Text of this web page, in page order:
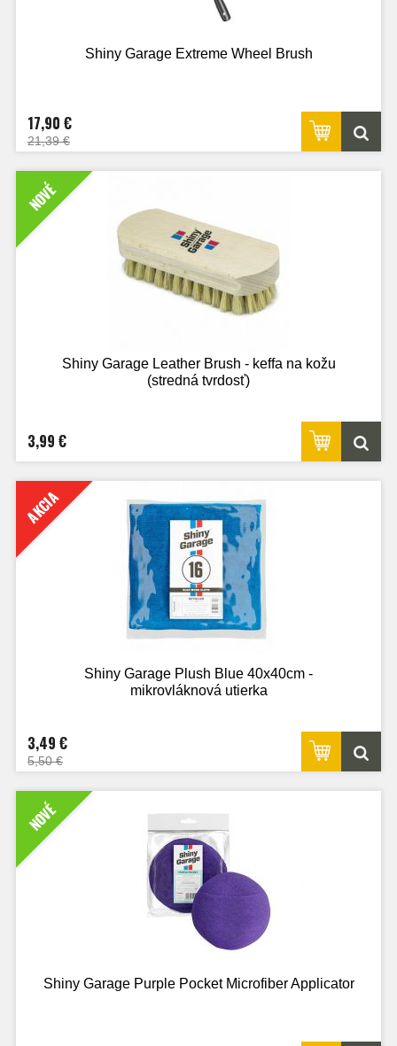
Shiny Garage Extreme Wheel Brush
17,90 €
21,39 €
NOVÉ
Shiny Garage Leather Brush - keffa na kožu
(stredná tvrdosť)
3,99 €
AKCIA
Shiny Garage Plush Blue 40x40cm -
mikrovláknová utierka
3,49 €
5,50 €
NOVÉ
Shiny Garage Purple Pocket Microfiber Applicator